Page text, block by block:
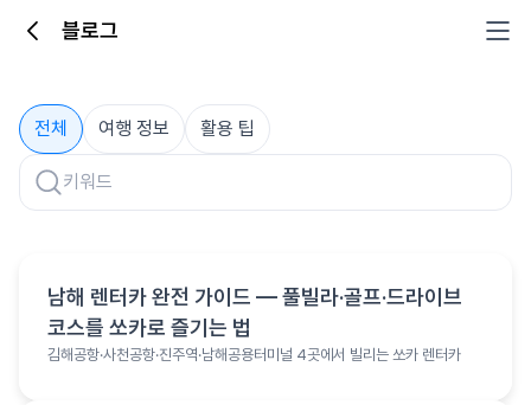
블로그
블로그
전체 여행 정보 활용 팁
여행 정보
남해 렌터카 완전 가이드 — 풀빌라·골프·드라이브
코스를 쏘카로 즐기는 법
김해공항·사천공항·진주역·남해공용터미널 4곳에서 빌리는 쏘카 렌터카